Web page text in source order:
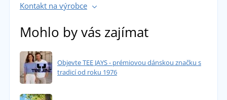
Kontakt na výrobce
Mohlo by vás zajímat
Objevte TEE JAYS - prémiovou dánskou značku s
tradicí od roku 1976